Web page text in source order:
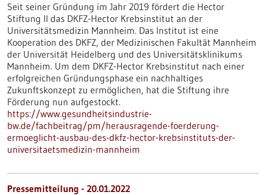
Seit seiner Gründung im Jahr 2019 fördert die Hector
Stiftung II das DKFZ-Hector Krebsinstitut an der
Universitätsmedizin Mannheim. Das Institut ist eine
Kooperation des DKFZ, der Medizinischen Fakultät Mannheim
der Universität Heidelberg und des Universitätsklinikums
Mannheim. Um dem DKFZ-Hector Krebsinstitut nach einer
erfolgreichen Gründungsphase ein nachhaltiges
Zukunftskonzept zu ermöglichen, hat die Stiftung ihre
Förderung nun aufgestockt.
https://www.gesundheitsindustrie-
bw.de/fachbeitrag/pm/herausragende-foerderung-
ermoeglicht-ausbau-des-dkfz-hector-krebsinstituts-der-
universitaetsmedizin-mannheim
Pressemitteilung - 20.01.2022